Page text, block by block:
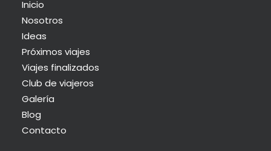
Inicio
Nosotros
Ideas
Próximos viajes
Viajes finalizados
Club de viajeros
Galería
Blog
Contacto